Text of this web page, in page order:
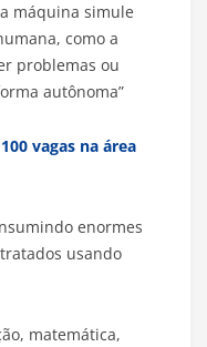
máquina simule
como a
problemas ou
autônoma”
vagas na área
enormes
usando
matemática,